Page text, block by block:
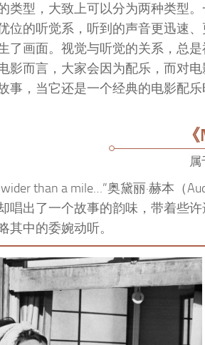
类型，大致上可以分为两种类型
位的听觉系，听到的声音更迅速
了画面。视觉与听觉的关系，总
影而言，大家会因为配乐，而对
事，当它还是一个经典的电影配
wider than a mile…”奥黛丽·赫本（
唱出了一个故事的韵味，带着些
其中的委婉动听。